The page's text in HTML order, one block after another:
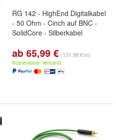
RG 142 - HighEnd Digitalkabel
- 50 Ohm - Cinch auf BNC -
SolidCore - Silberkabel
ab 65,99 € (131,98 €/m)
Kostenloser Versand